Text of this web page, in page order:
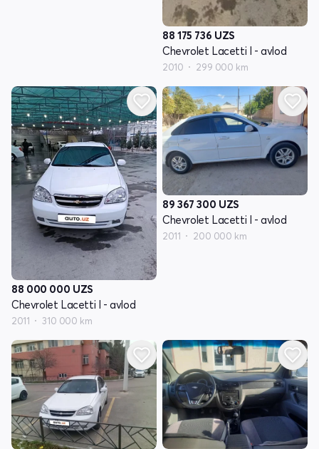
88 175 736 UZS
Chevrolet Lacetti I - avlod
2010 299 000 km
88 000 000 UZS
Chevrolet Lacetti I - avlod
2011 310 000 km
89 367 300 UZS
Chevrolet Lacetti I - avlod
2011 200 000 km